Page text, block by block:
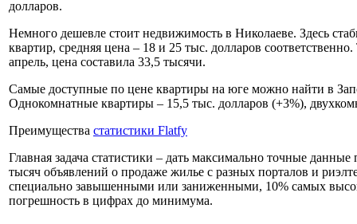
долларов.
Немного дешевле стоит недвижимость в Николаеве. Здесь
квартир, средняя цена – 18 и 25 тыс. долларов
апрель, цена составила 33,5 тысячи.
Самые доступные по цене квартиры на юге можно найти в
Однокомнатные квартиры – 15,5 тыс. долларов (+3%),
Преимущества статистики Flatfy
Главная задача статистики – дать максимально точные
тысяч объявлений о продаже жилье с разных порталов и
специально завышенными или заниженными, 10% самых
погрешность в цифрах до минимума.